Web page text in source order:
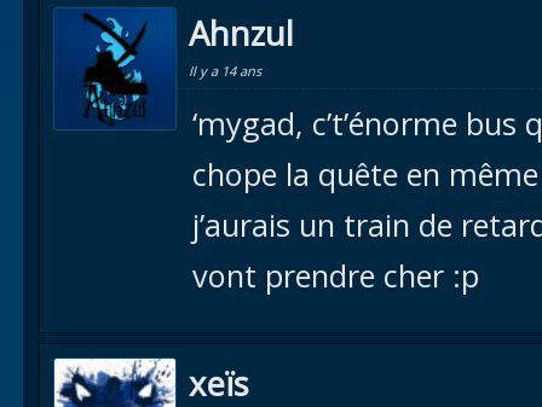
Ahnzul
Il y a 14 ans
‘mygad, c’t’énorme
chope la quête en
j’aurais un train de
vont prendre cher :p
xeïs